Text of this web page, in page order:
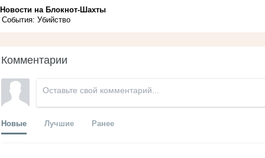
Новости на Блoкнoт-Шахты
События: Убийство
Комментарии
Новые Лучшие Ранее